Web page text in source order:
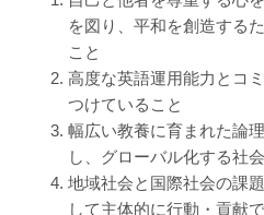
を図り、平和を創造する
こと
高度な英語運用能力とコ
つけていること
幅広い教養に育まれた論
し、グローバル化する社
地域社会と国際社会の課
して主体的に行動・貢献